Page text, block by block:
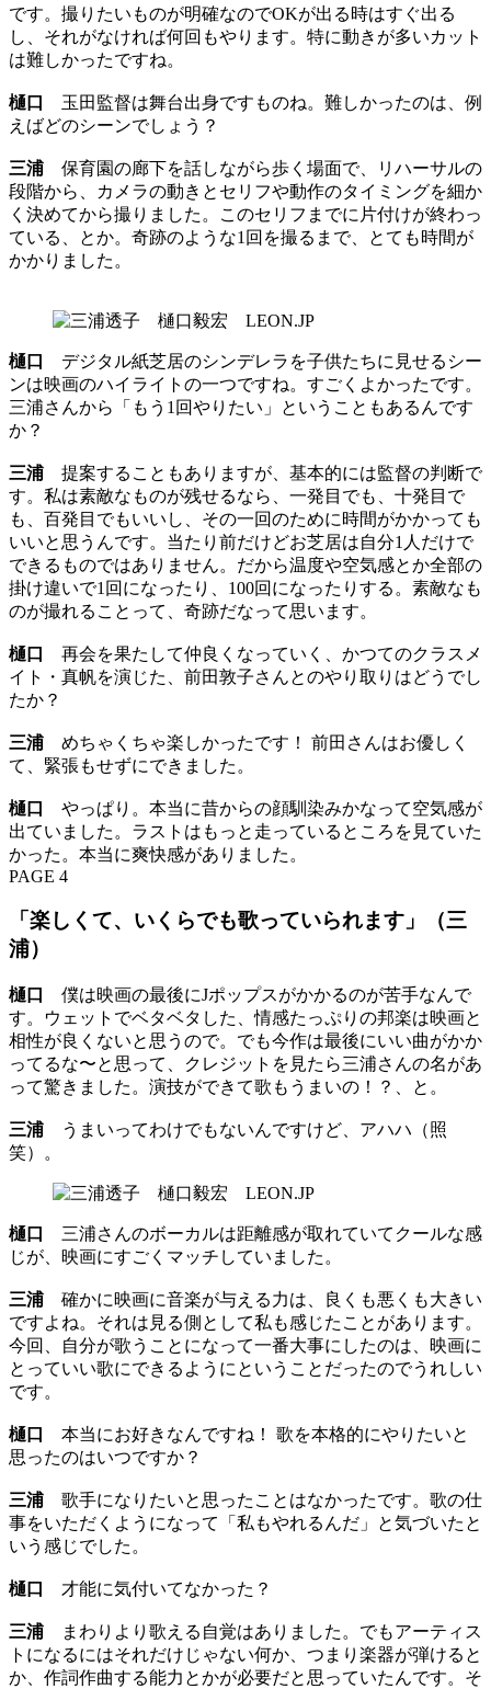
です。撮りたいものが明確なのでOKが出る時はすぐ出る
し、それがなければ何回もやります。特に動きが多いカット
は難しかったですね。
樋口
玉田監督は舞台出身ですものね。難しかったのは、例
えばどのシーンでしょう？
三浦 保育園の廊下を話しながら歩く場面で、リハーサルの
段階から、カメラの動きとセリフや動作のタイミングを細か
く決めてから撮りました。このセリフまでに片付けが終わっ
ている、とか。奇跡のような1回を撮るまで、とても時間が
かかりました。
樋口
デジタル紙芝居のシンデレラを子供たちに見せるシー
ンは映画のハイライトの一つですね。すごくよかったです。
三浦さんから「もう1回やりたい」ということもあるんです
か？
三浦 提案することもありますが、基本的には監督の判断で
す。私は素敵なものが残せるなら、一発目でも、十発目で
も、百発目でもいいし、その一回のために時間がかかっても
いいと思うんです。当たり前だけどお芝居は自分1人だけで
できるものではありません。だから温度や空気感とか全部の
掛け違いで1回になったり、100回になったりする。素敵なも
のが撮れることって、奇跡だなって思います。
樋口
再会を果たして仲良くなっていく、かつてのクラスメ
イト・真帆を演じた、前田敦子さんとのやり取りはどうでし
たか？
三浦 めちゃくちゃ楽しかったです！ 前田さんはお優しく
て、緊張もせずにできました。
樋口
やっぱり。本当に昔からの顔馴染みかなって空気感が
出ていました。ラストはもっと走っているところを見ていた
かった。本当に爽快感がありました。
PAGE 4
「楽しくて、いくらでも歌っていられます」（三
浦）
樋口
僕は映画の最後にJポップスがかかるのが苦手なんで
す。ウェットでベタベタした、情感たっぷりの邦楽は映画と
相性が良くないと思うので。でも今作は最後にいい曲がかか
ってるな〜と思って、クレジットを見たら三浦さんの名があ
って驚きました。演技ができて歌もうまいの！？、と。
三浦 うまいってわけでもないんですけど、アハハ（照
笑）。
樋口
三浦さんのボーカルは距離感が取れていてクールな感
じが、映画にすごくマッチしていました。
三浦 確かに映画に音楽が与える力は、良くも悪くも大きい
ですよね。それは見る側として私も感じたことがあります。
今回、自分が歌うことになって一番大事にしたのは、映画に
とっていい歌にできるようにということだったのでうれしい
です。
樋口
本当にお好きなんですね！ 歌を本格的にやりたいと
思ったのはいつですか？
三浦 歌手になりたいと思ったことはなかったです。歌の仕
事をいただくようになって「私もやれるんだ」と気づいたと
いう感じでした。
樋口 才能に気付いてなかった？
三浦 まわりより歌える自覚はありました。でもアーティス
トになるにはそれだけじゃない何か、つまり楽器が弾けると
か、作詞作曲する能力とかが必要だと思っていたんです。そ